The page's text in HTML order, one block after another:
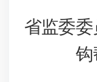
省监委
钩